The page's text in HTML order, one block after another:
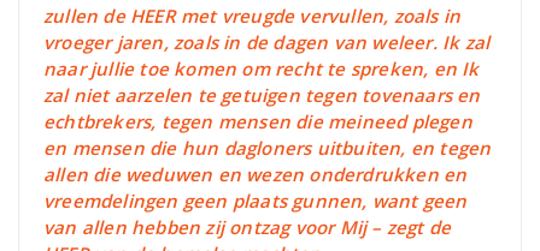
zullen de HEER met vreugde vervullen, zoals in
vroeger jaren, zoals in de dagen van weleer. Ik zal
naar jullie toe komen om recht te spreken, en Ik
zal niet aarzelen te getuigen tegen tovenaars en
echtbrekers, tegen mensen die meineed plegen
en mensen die hun dagloners uitbuiten, en tegen
allen die weduwen en wezen onderdrukken en
vreemdelingen geen plaats gunnen, want geen
van allen hebben zij ontzag voor Mij – zegt de